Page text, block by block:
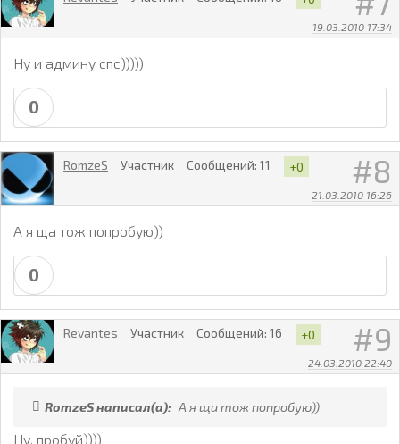
19.03.2010 17:34
Ну и админу спс)))))
0
8
21.03.2010 16:26
RomzeS Участник Сообщений: 11 +0
А я ща тож попробую))
0
9
24.03.2010 22:40
Revantes Участник Сообщений: 16 +0
RomzeS написал(а): А я ща тож попробую))
Ну, пробуй))))